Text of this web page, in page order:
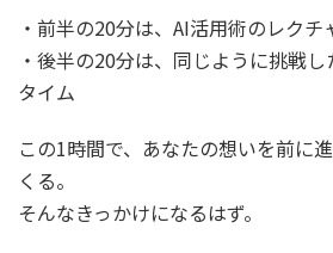
・前半の20分は、AI活用術のレクチ
・後半の20分は、同じように挑戦
タイム
この1時間で、あなたの想いを前に
くる。
そんなきっかけになるはず。